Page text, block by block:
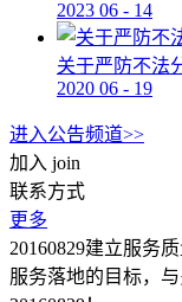
2023 06 - 14
关于严防不法
2020 06 - 19
进入公告频道>>
加入 join
联系方式
更多
20160829建立服务
服务落地的目标，